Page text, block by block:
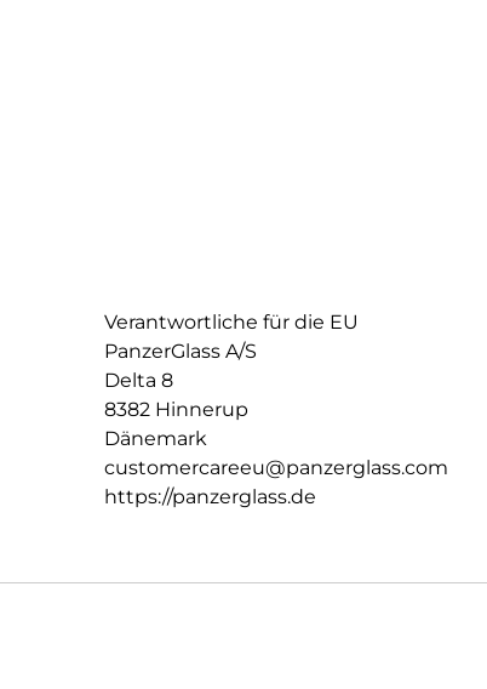
Verantwortliche für die EU
PanzerGlass A/S
Delta 8
8382 Hinnerup
Dänemark
customercareeu@panzerglass.com
https://panzerglass.de